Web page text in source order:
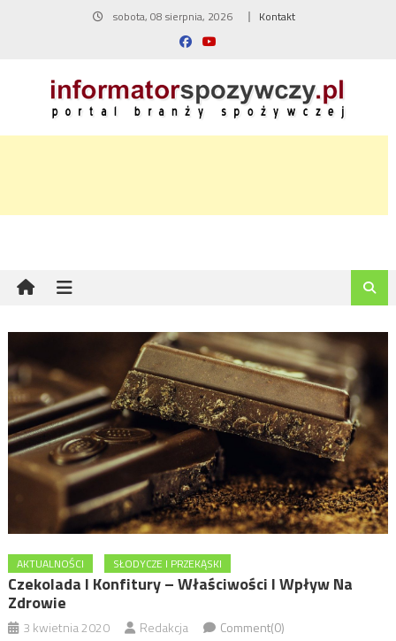
sobota, 08 sierpnia, 2026 Kontakt
AKTUALNOŚCI SŁODYCZE I PRZEKĄSKI
Czekolada I Konfitury – Właściwości I Wpływ Na
Zdrowie
3 kwietnia 2020 Redakcja Comment(0)